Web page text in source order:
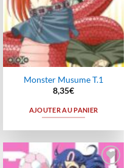
Monster Musume T.1
8,35€
AJOUTER AU PANIER